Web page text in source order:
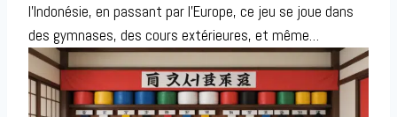
l’Indonésie, en passant par l’Europe, ce jeu se joue dans
des gymnases, des cours extérieures, et même…